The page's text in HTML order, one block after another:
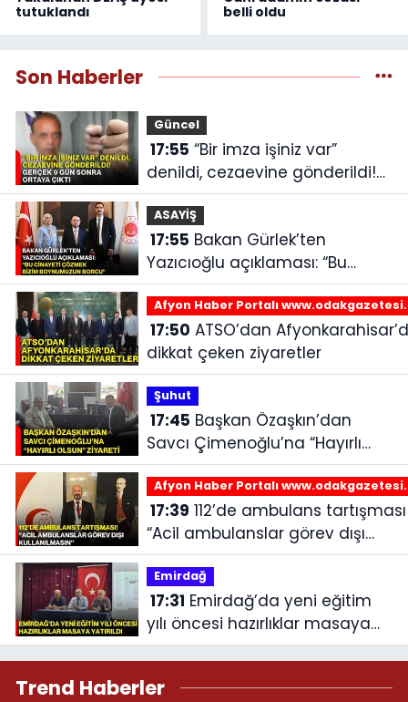
tutuklandı
belli oldu
Son Haberler
Güncel
17:55
denildi, cezaevine gönderildi!
Gerçek 9 gün sonra ortaya
çıktı
ASAYİŞ
17:55
Yazıcıoğlu açıklaması: “Bu
cinayeti çözmek bizim
boynumuzun borcu”
Afyon Haber Portalı
17:50
dikkat çeken ziyaretler
Şuhut
17:45
Savcı Çimenoğlu’na “Hayırlı
olsun” ziyareti
Afyon Haber Portalı
17:39
“Acil ambulanslar görev dışı
kullanılmasın”
Emirdağ‎
17:31
yılı öncesi hazırlıklar masaya
yatırıldı
Trend Haberler